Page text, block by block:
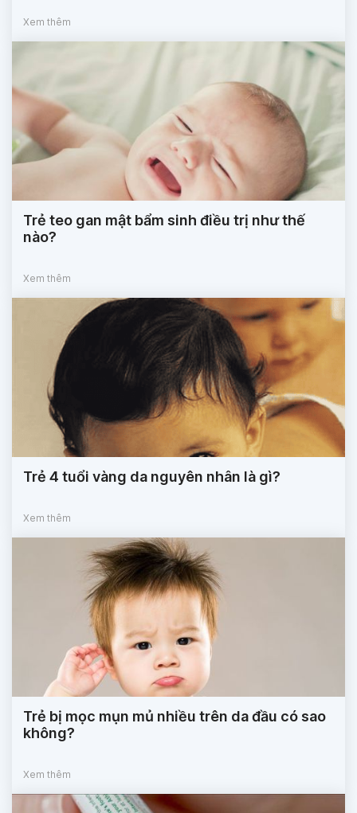
Xem thêm
Trẻ teo gan mật bẩm sinh điều trị như thế
nào?
Xem thêm
Trẻ 4 tuổi vàng da nguyên nhân là gì?
Xem thêm
Trẻ bị mọc mụn mủ nhiều trên da đầu có sao
không?
Xem thêm